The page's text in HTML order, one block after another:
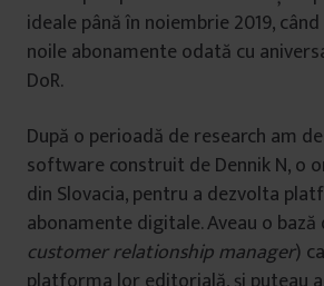
ideale până în noiembrie 2019,
noile abonamente odată cu
DoR.
După o perioadă de research am
software construit de Dennik N, o
din Slovacia, pentru a dezvolta
abonamente digitale. Aveau o bază
customer relationship manager)